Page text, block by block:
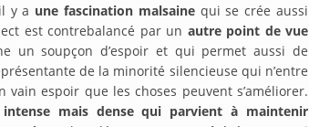
y a une fascination malsainequi se crée aussi
est contrebalancé par un autre point de vue
un soupçon d’espoir et qui permet aussi de
de la minorité silencieuse qui n’entre
espoir que les choses peuvent s’améliorer.
mais dense qui parvient à maintenir